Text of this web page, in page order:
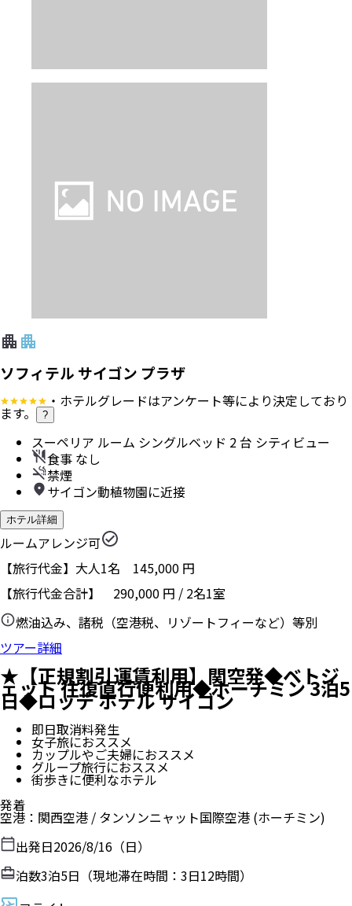
ソフィテル サイゴン プラザ
・ホテルグレードはアンケート等により決定しており
ます。 ?
スーペリア ルーム シングルベッド 2 台 シティビュー
食事 なし
禁煙
サイゴン動植物園に近接
ホテル詳細
ルームアレンジ可
【旅行代金】大人1名 145,000 円
【旅行代金合計】 290,000 円 / 2名1室
燃油込み、諸税（空港税、リゾートフィーなど）等別
ツアー詳細
★【正規割引運賃利用】関空発◆ベトジ
ェット 往復直行便利用◆ホーチミン 3泊5
日◆ロッテ ホテル サイゴン
即日取消料発生
女子旅におススメ
カップルやご夫婦におススメ
グループ旅行におススメ
街歩きに便利なホテル
発着
空港 ： 関西空港 / タンソンニャット国際空港 (ホーチミン)
出発日2026/8/16（日）
泊数3泊5日（現地滞在時間： 3日12時間）